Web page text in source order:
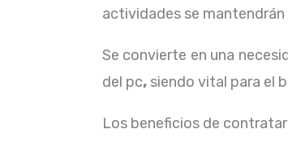
actividades se
Se convierte en una
del pc, siendo vital para el
Los beneficios de